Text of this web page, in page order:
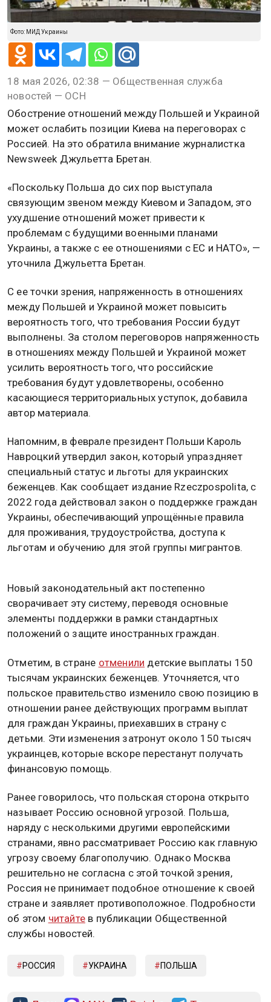
Фото: МИД Украины
18 мая 2026, 02:38 — Общественная служба
новостей — ОСН
Обострение отношений между Польшей и Украиной
может ослабить позиции Киева на переговорах с
Россией. На это обратила внимание журналистка
Newsweek Джульетта Бретан.
«Поскольку Польша до сих пор выступала
связующим звеном между Киевом и Западом, это
ухудшение отношений может привести к
проблемам с будущими военными планами
Украины, а также с ее отношениями с ЕС и НАТО», —
уточнила Джульетта Бретан.
С ее точки зрения, напряженность в отношениях
между Польшей и Украиной может повысить
вероятность того, что требования России будут
выполнены. За столом переговоров напряженность
в отношениях между Польшей и Украиной может
усилить вероятность того, что российские
требования будут удовлетворены, особенно
касающиеся территориальных уступок, добавила
автор материала.
Напомним, в феврале президент Польши Кароль
Навроцкий утвердил закон, который упраздняет
специальный статус и льготы для украинских
беженцев. Как сообщает издание Rzeczpospolita, с
2022 года действовал закон о поддержке граждан
Украины, обеспечивающий упрощённые правила
для проживания, трудоустройства, доступа к
льготам и обучению для этой группы мигрантов.
Новый законодательный акт постепенно
сворачивает эту систему, переводя основные
элементы поддержки в рамки стандартных
положений о защите иностранных граждан.
Отметим, в стране отменили детские выплаты 150
тысячам украинских беженцев. Уточняется, что
польское правительство изменило свою позицию в
отношении ранее действующих программ выплат
для граждан Украины, приехавших в страну с
детьми. Эти изменения затронут около 150 тысяч
украинцев, которые вскоре перестанут получать
финансовую помощь.
Ранее говорилось, что польская сторона открыто
называет Россию основной угрозой. Польша,
наряду с несколькими другими европейскими
странами, явно рассматривает Россию как главную
угрозу своему благополучию. Однако Москва
решительно не согласна с этой точкой зрения,
Россия не принимает подобное отношение к своей
стране и заявляет противоположное. Подробности
об этом читайте в публикации Общественной
службы новостей.
РОССИЯ УКРАИНА ПОЛЬША